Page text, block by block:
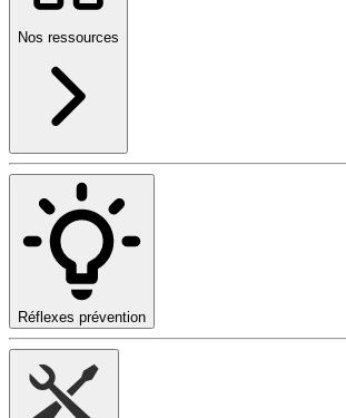
Nos ressources
Réflexes prévention